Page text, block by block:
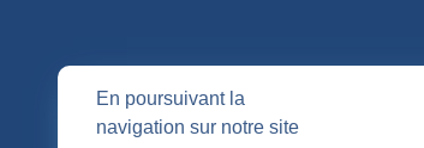
En poursuivant la
navigation sur notre site